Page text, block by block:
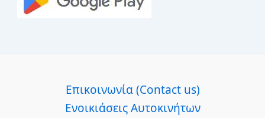
Επικοινωνία (Contact us)
Ενοικιάσεις Αυτοκινήτων